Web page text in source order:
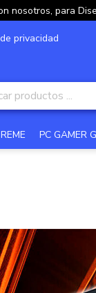
nosotros, para
privacidad
PC GAMER